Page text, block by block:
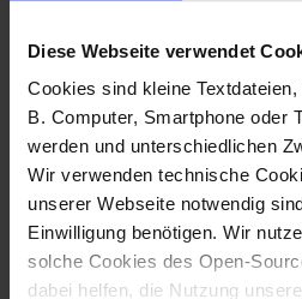
Diese Webseite verwendet
Cookies sind kleine
B. Computer, Smartphone oder
werden und unterschiedlichen
Wir verwenden technische
unserer Webseite notwendig
Einwilligung benötigen. Wir
solche Cookies des Open-
dabei helfen, die Nutzung
Fotografo: Lorenz
Sternbach
Download